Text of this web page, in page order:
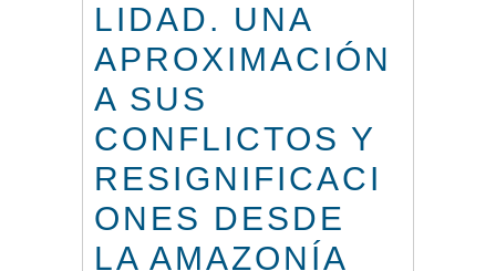
LIDAD. UNA
APROXIMACIÓN
A SUS
CONFLICTOS Y
RESIGNIFICACI
ONES DESDE
LA AMAZONÍA